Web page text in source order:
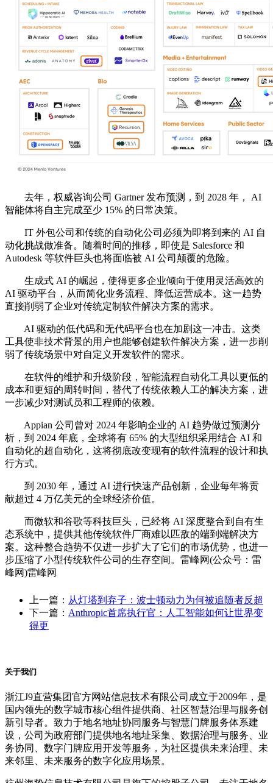
去年，权威咨询公司 Gartner 发布预测，到 2028 年， AI
智能体将自主完成至少 15% 的日常决策。
IT 外包公司和传统的自动化公司必须为即将到来的 AI 自
动化挑战做准备。随着时间的推移，即使是 Salesforce 和
Autodesk 等软件巨头也将面临被 AI 公司颠覆的危险。
生成式 AI 的崛起，使得更多企业倾向于使用灵活高效的
AI 驱动平台，从而简化业务流程、降低运营成本。这一趋势
直接削弱了企业对传统定制软件解决方案的需求。
AI 驱动的低代码和无代码平台也在加剧这一冲击。这类
工具使非技术背景的用户也能够创建软件解决方案，进一步削
弱了传统场景中对自定义开发软件的需求。
在软件的维护和升级阶段，智能流程自动化工具以更低的
成本和更短的周转时间，替代了传统依赖人工的解决方案，进
一步减少对测试员和工程师的依赖。
Appian 公司曾对 2024 年影响企业的 AI 趋势做过预测分
析，到 2024 年底，全球将有 65% 的大型组织采用结合 AI 和
自动化的超自动化，这将彻底改变现有的软件流程的设计和执
行方式。
到 2030 年，通过 AI 进行快速产品创新，企业每年将贡
献超过 4 万亿美元的全球经济价值。
而微软和谷歌等科技巨头，已经将 AI 深度整合到自有生
态系统中，提供其他传统软件厂商难以匹敌的端到端解决方
案。这种整合趋势不仅进一步扩大了它们的市场优势，也进一
步压缩了小型传统软件公司的生存空间。雷峰网(公众号：雷
峰网)雷峰网
上一篇： 从灯塔到弃子：波士顿动力为何被追随者反超
下一篇： Anthropic首席执行官：人工智能如何让世界变
得更
关于我们
浙江J9直营集团官方网站信息技术有限公司成立于2009年，是
国内领先的数字城市核心组件提供商、社区智慧治理与服务创
新引导者。致力于地名地址协同服务与智慧门牌服务体系建
设，公司为政府部门提供地名地址采集、数据治理与服务、业
务协同、数字门牌应用开发等服务，为社区提供未来治理、未
来邻里、未来服务的数字化应用场景。